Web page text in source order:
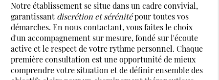
Notre établissement se situe dans un cadre convivial,
garantissant discrétion et sérénitépour toutes vos
démarches. En nous contactant, vous faites le choix
d'un accompagnement sur mesure, fondé sur l'écoute
active et le respect de votre rythme personnel. Chaque
première consultation est une opportunité de mieux
comprendre votre situation et de définir ensemble des